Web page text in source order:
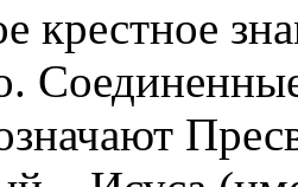
крестное